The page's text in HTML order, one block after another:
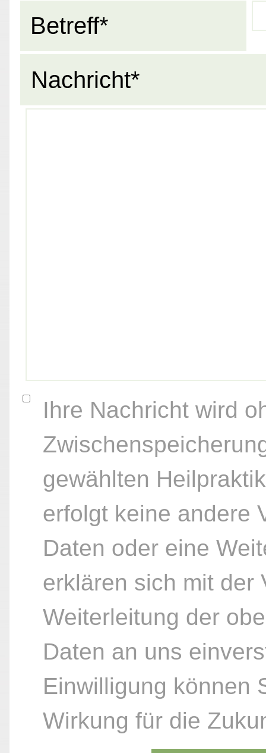
Betreff*
Nachricht*
Ihre Nachricht wird
gewählten
erfolgt keine andere
Daten oder eine
erklären sich mit der
Weiterleitung der
Daten an uns
Einwilligung können
Wirkung für die